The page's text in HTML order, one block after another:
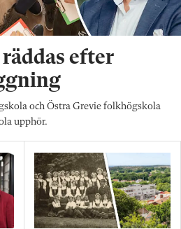
efter
och Östra Grevie folkhögskola
upphör.